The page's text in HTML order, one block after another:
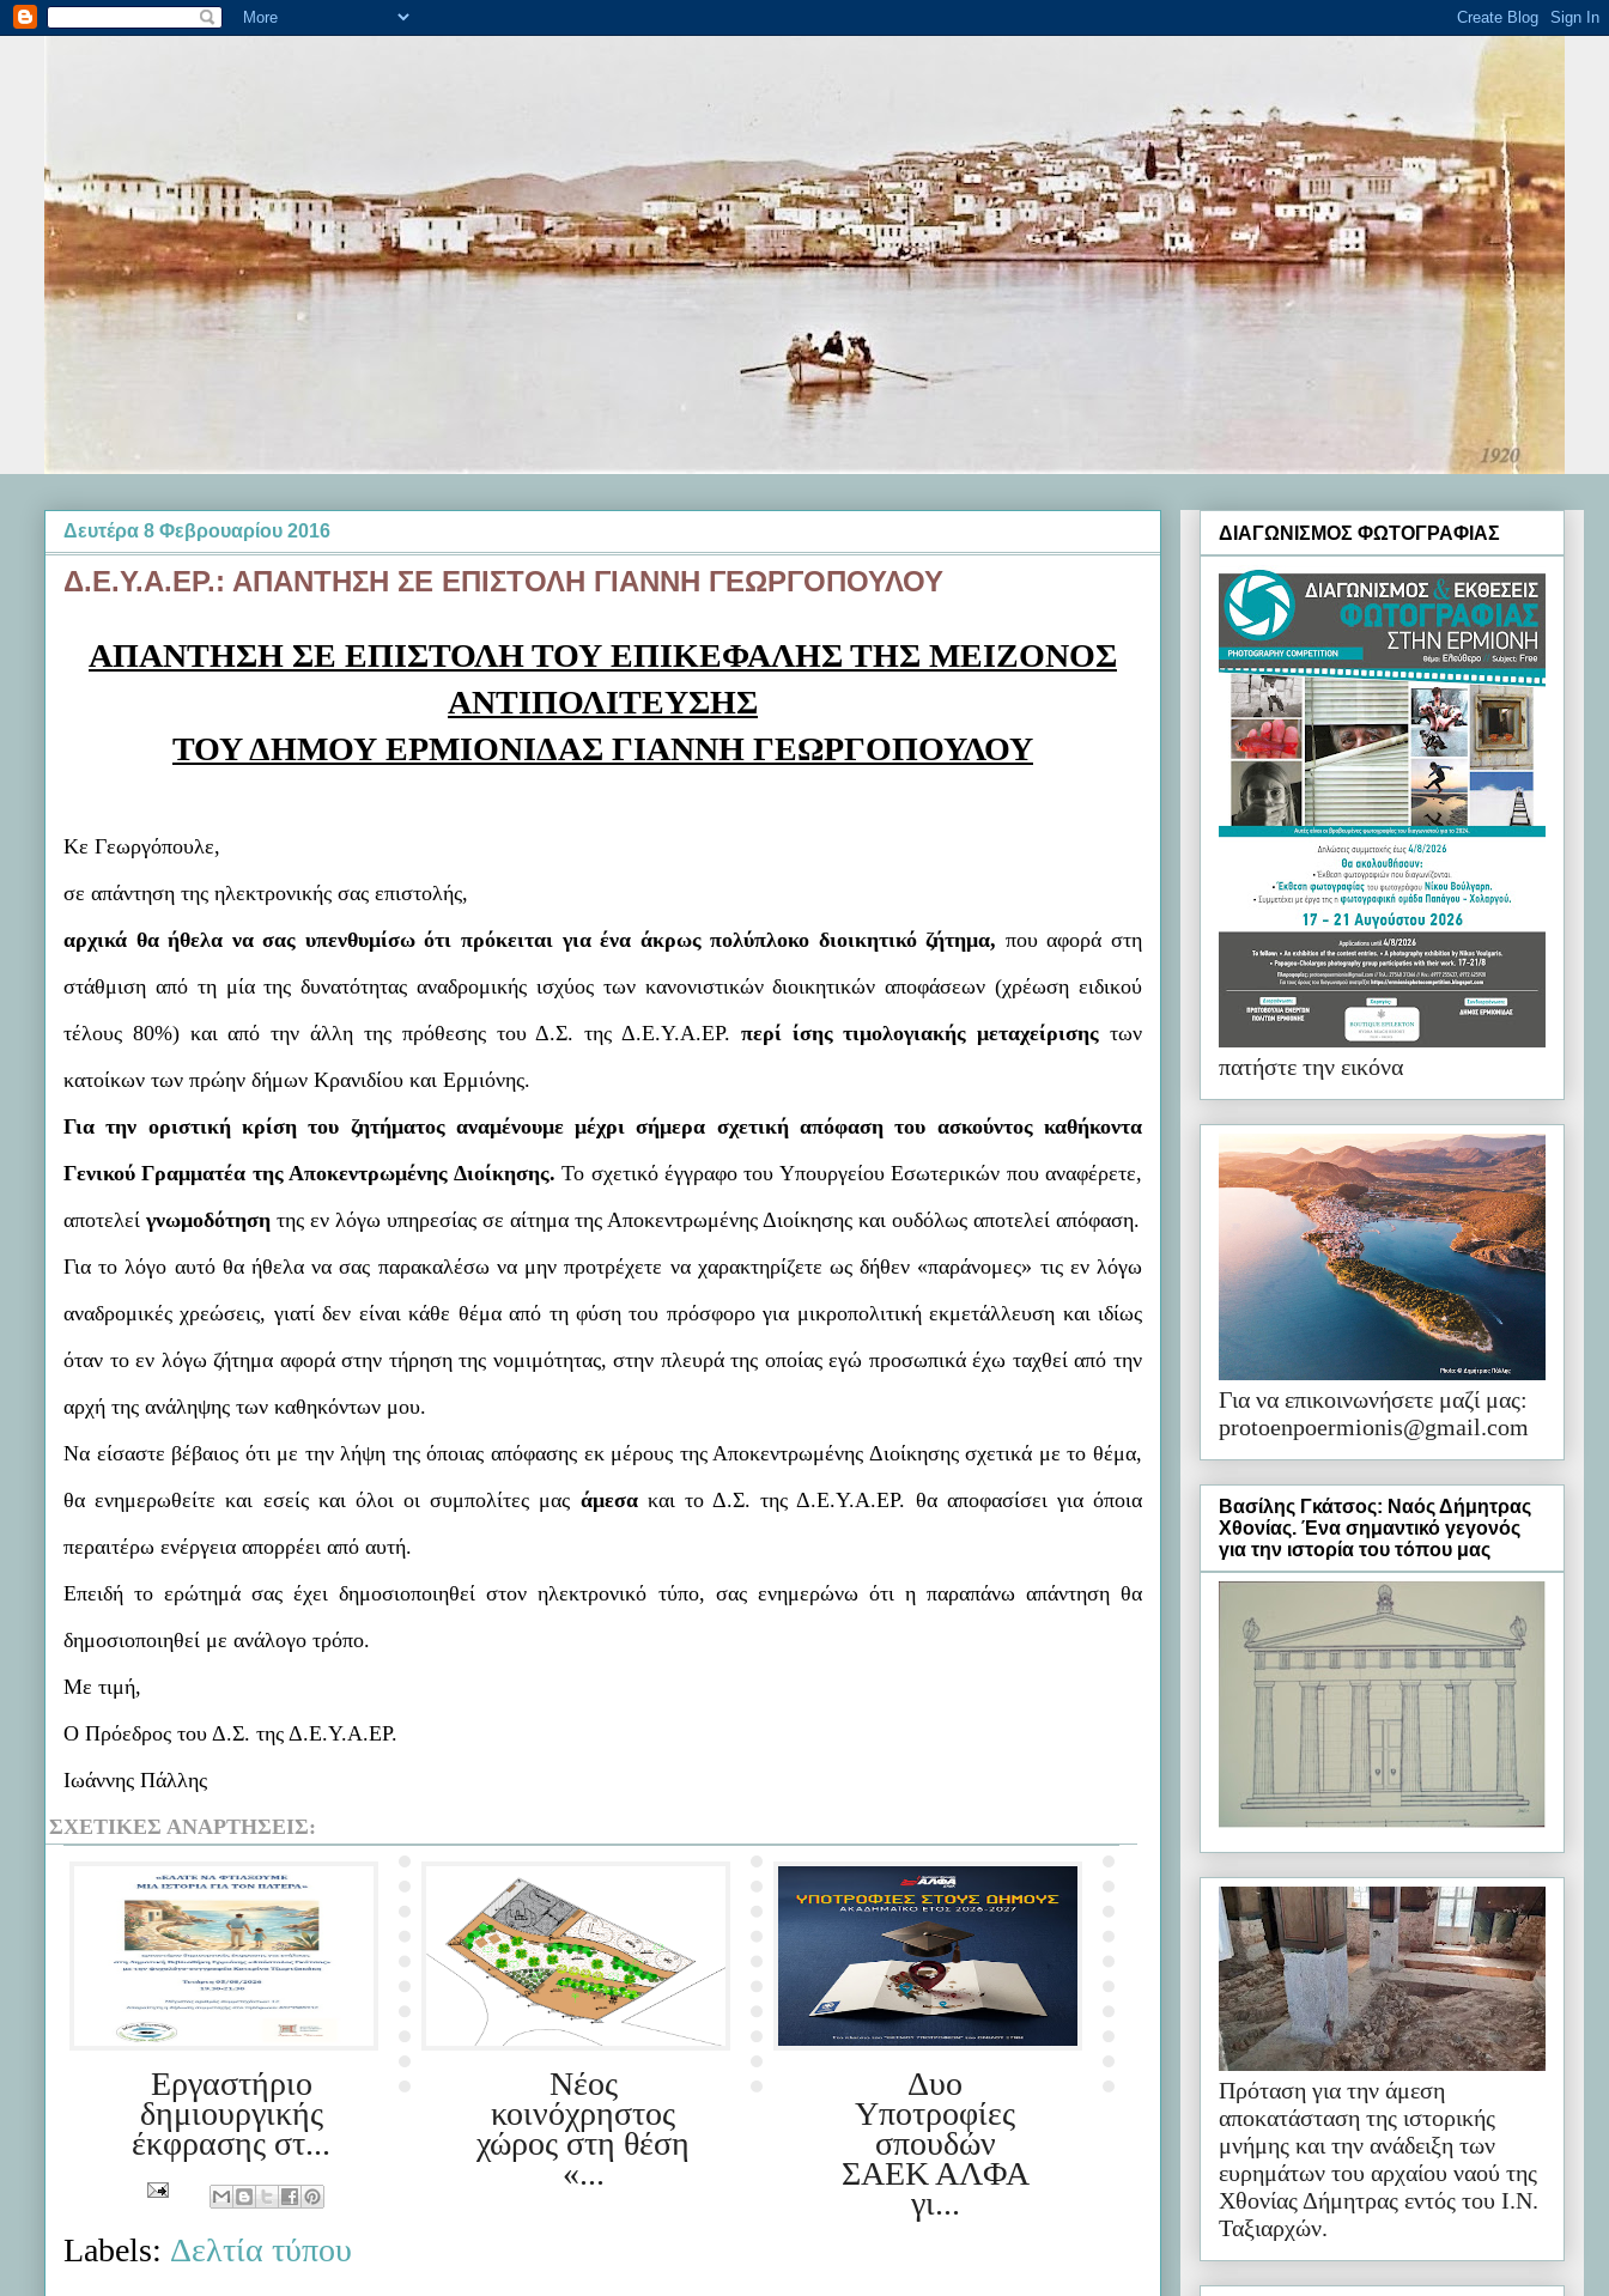
Δευτέρα 8 Φεβρουαρίου 2016
Δ.Ε.Υ.Α.ΕΡ.: ΑΠΑΝΤΗΣΗ ΣΕ ΕΠΙΣΤΟΛΗ ΓΙΑΝΝΗ ΓΕΩΡΓΟΠΟΥΛΟΥ
ΑΠΑΝΤΗΣΗ ΣΕ ΕΠΙΣΤΟΛΗ ΤΟΥ ΕΠΙΚΕΦΑΛΗΣ ΤΗΣ ΜΕΙΖΟΝΟΣ
ΑΝΤΙΠΟΛΙΤΕΥΣΗΣ
ΤΟΥ ΔΗΜΟΥ ΕΡΜΙΟΝΙΔΑΣ ΓΙΑΝΝΗ ΓΕΩΡΓΟΠΟΥΛΟΥ
Κε Γεωργόπουλε,
σε απάντηση της ηλεκτρονικής σας επιστολής,
αρχικά θα ήθελα να σας υπενθυμίσω ότι πρόκειται για ένα άκρως πολύπλοκο διοικητικό ζήτημα, που αφορά στη
στάθμιση από τη μία της δυνατότητας αναδρομικής ισχύος των κανονιστικών διοικητικών αποφάσεων (χρέωση ειδικού
τέλους 80%) και από την άλλη της πρόθεσης του Δ.Σ. της Δ.Ε.Υ.Α.ΕΡ. περί ίσης τιμολογιακής μεταχείρισης των
κατοίκων των πρώην δήμων Κρανιδίου και Ερμιόνης.
Για την οριστική κρίση του ζητήματος αναμένουμε μέχρι σήμερα σχετική απόφαση του ασκούντος καθήκοντα
Γενικού Γραμματέα της Αποκεντρωμένης Διοίκησης.Το σχετικό έγγραφο του Υπουργείου Εσωτερικών που αναφέρετε,
αποτελεί γνωμοδότηση της εν λόγω υπηρεσίας σε αίτημα της Αποκεντρωμένης Διοίκησης και ουδόλως αποτελεί απόφαση.
Για το λόγο αυτό θα ήθελα να σας παρακαλέσω να μην προτρέχετε να χαρακτηρίζετε ως δήθεν «παράνομες» τις εν λόγω
αναδρομικές χρεώσεις, γιατί δεν είναι κάθε θέμα από τη φύση του πρόσφορο για μικροπολιτική εκμετάλλευση και ιδίως
όταν το εν λόγω ζήτημα αφορά στην τήρηση της νομιμότητας, στην πλευρά της οποίας εγώ προσωπικά έχω ταχθεί από την
αρχή της ανάληψης των καθηκόντων μου.
Να είσαστε βέβαιος ότι με την λήψη της όποιας απόφασης εκ μέρους της Αποκεντρωμένης Διοίκησης σχετικά με το θέμα,
θα ενημερωθείτε και εσείς και όλοι οι συμπολίτες μας άμεσακαι το Δ.Σ. της Δ.Ε.Υ.Α.ΕΡ. θα αποφασίσει για όποια
περαιτέρω ενέργεια απορρέει από αυτή.
Επειδή το ερώτημά σας έχει δημοσιοποιηθεί στον ηλεκτρονικό τύπο, σας ενημερώνω ότι η παραπάνω απάντηση θα
δημοσιοποιηθεί με ανάλογο τρόπο.
Με τιμή,
Ο Πρόεδρος του Δ.Σ. της Δ.Ε.Υ.Α.ΕΡ.
Ιωάννης Πάλλης
ΣΧΕΤΙΚΈΣ ΑΝΑΡΤΉΣΕΙΣ:
Εργαστήριο
δημιουργικής
έκφρασης στ...
Νέος
κοινόχρηστος
χώρος στη θέση
«...
Δυο
Υποτροφίες
σπουδών
ΣΑΕΚ ΑΛΦΑ
γι...
Labels: Δελτία τύπου
ΔΙΑΓΩΝΙΣΜΟΣ ΦΩΤΟΓΡΑΦΙΑΣ
πατήστε την εικόνα
Για να επικοινωνήσετε μαζί μας:
protoenpoermionis@gmail.com
Βασίλης Γκάτσος: Ναός Δήμητρας
Χθονίας. Ένα σημαντικό γεγονός
για την ιστορία του τόπου μας
Πρόταση για την άμεση
αποκατάσταση της ιστορικής
μνήμης και την ανάδειξη των
ευρημάτων του αρχαίου ναού της
Χθονίας Δήμητρας εντός του Ι.Ν.
Ταξιαρχών.